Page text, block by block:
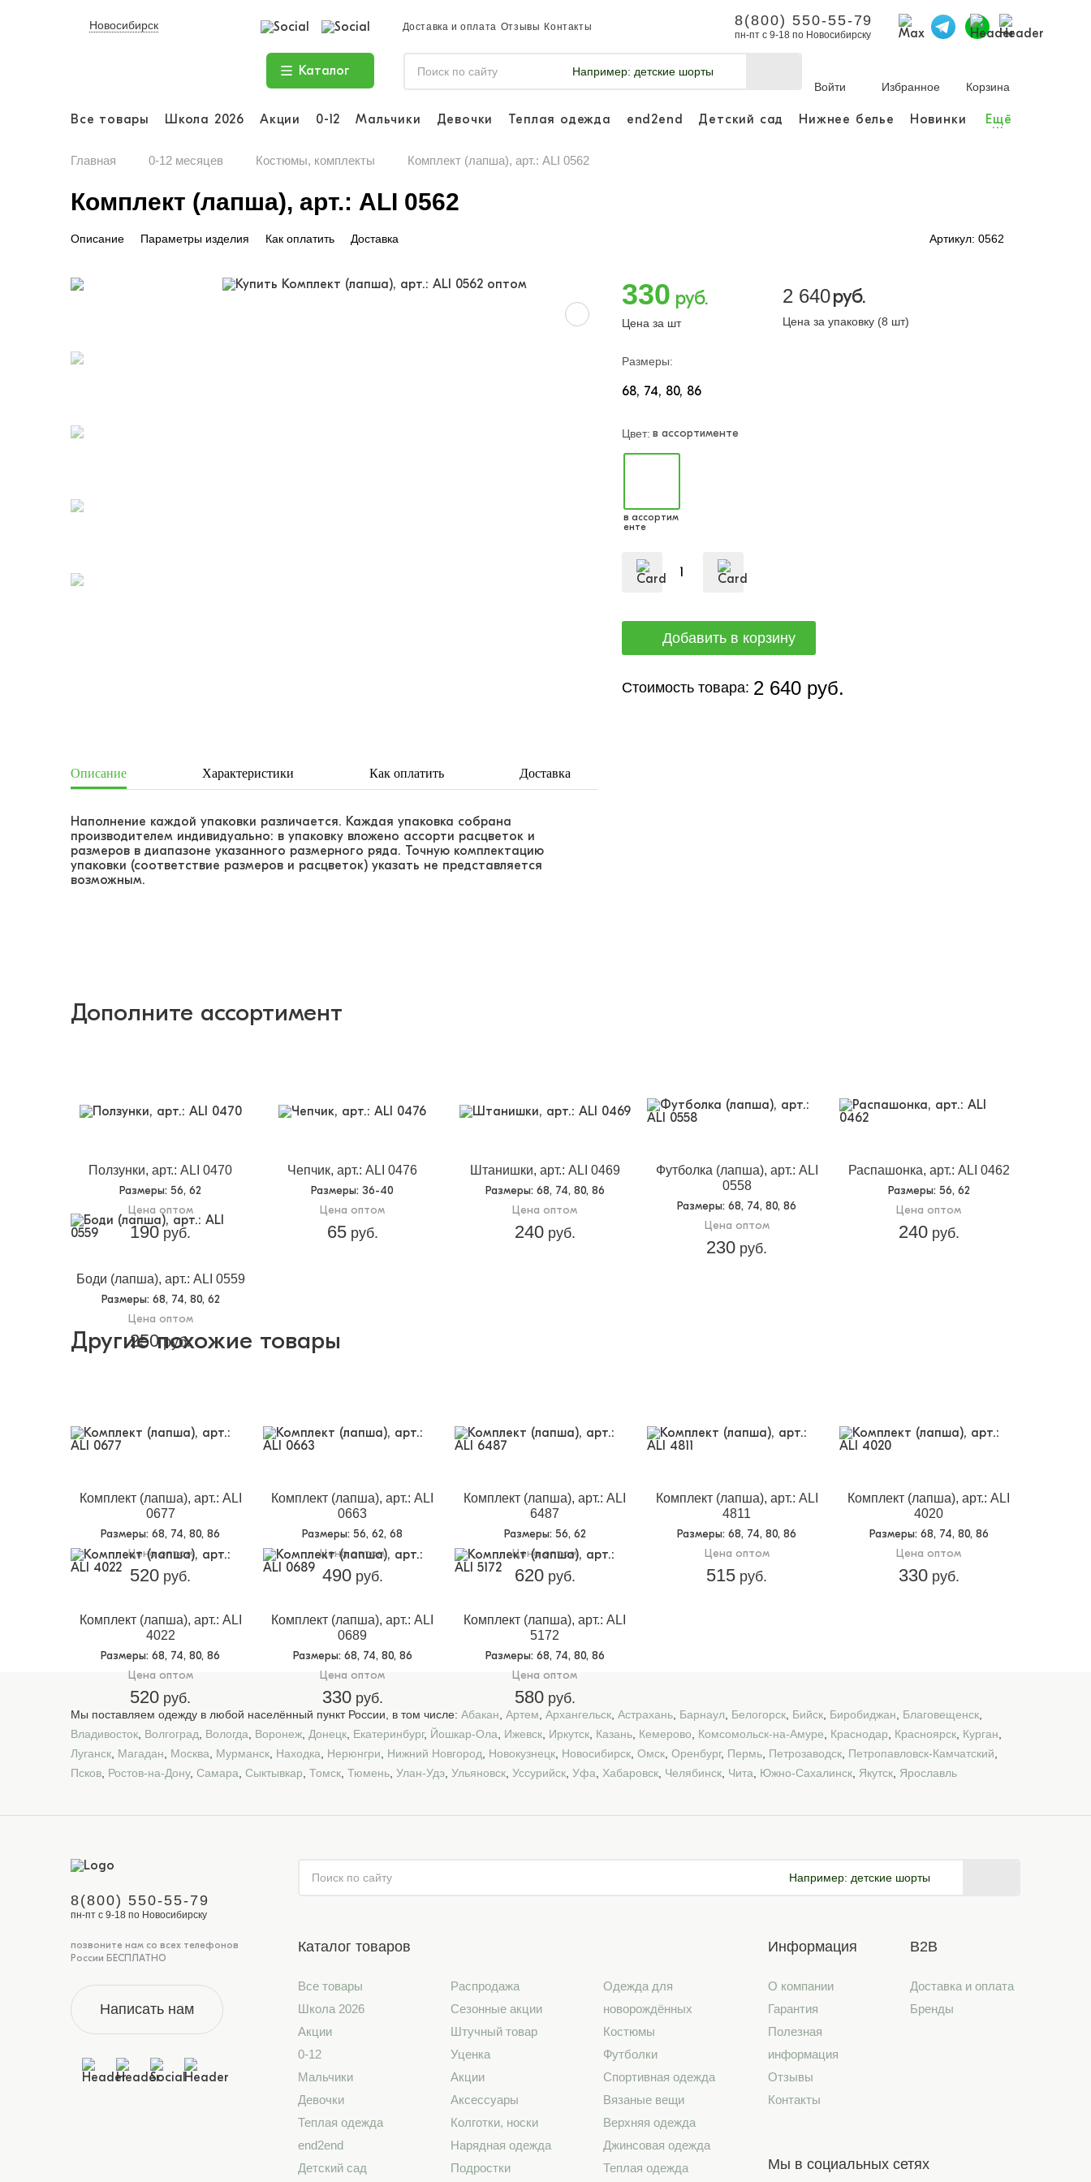
Новосибирск Доставка и оплата Отзывы Контакты 8(800) 550-55-79
пн-пт с 9-18 по Новосибирску
Каталог Например: детские шорты
Войти
Избранное Корзина
Все товары Школа 2026 Акции 0-12 Мальчики Девочки Теплая одежда end2end Детский сад Нижнее белье Новинки Ещё
...
Главная 0-12 месяцев Костюмы, комплекты Комплект (лапша), арт.: ALI 0562
Комплект (лапша), арт.: ALI 0562
Описание Параметры изделия Как оплатить Доставка Артикул: 0562
330 руб.
Цена за шт
2 640руб.
Цена за упаковку (8 шт)
Размеры:
68 74 80 86
Цвет: в ассортименте
в ассортим
енте
Стоимость товара: 2 640 руб.
Описание Характеристики Как оплатить Доставка
Наполнение каждой упаковки различается. Каждая упаковка собрана
производителем индивидуально: в упаковку вложено ассорти расцветок и
размеров в диапазоне указанного размерного ряда. Точную комплектацию
упаковки (соответствие размеров и расцветок) указать не представляется
возможным.
Дополните ассортимент
Ползунки, арт.: ALI 0470
Размеры: 56, 62
Цена оптом
190 руб.
Чепчик, арт.: ALI 0476
Размеры: 36-40
Цена оптом
65руб.
Штанишки, арт.: ALI 0469
Размеры: 68, 74, 80, 86
Цена оптом
240руб.
Футболка (лапша), арт.: ALI
0558
Размеры: 68, 74, 80, 86
Цена оптом
230 руб.
Распашонка, арт.: ALI 0462
Размеры: 56, 62
Цена оптом
240руб.
Боди (лапша), арт.: ALI 0559
Размеры: 68, 74, 80, 62
Цена оптом
250руб.
Другие похожие товары
Комплект (лапша), арт.: ALI
0677
Размеры: 68, 74, 80, 86
Цена оптом
520 руб.
Комплект (лапша), арт.: ALI
0663
Размеры: 56, 62, 68
Цена оптом
490руб.
Комплект (лапша), арт.: ALI
6487
Размеры: 56, 62
Цена оптом
620руб.
Комплект (лапша), арт.: ALI
4811
Размеры: 68, 74, 80, 86
Цена оптом
515 руб.
Комплект (лапша), арт.: ALI
4020
Размеры: 68, 74, 80, 86
Цена оптом
330руб.
Комплект (лапша), арт.: ALI
4022
Размеры: 68, 74, 80, 86
Цена оптом
520 руб.
Комплект (лапша), арт.: ALI
0689
Размеры: 68, 74, 80, 86
Цена оптом
330руб.
Комплект (лапша), арт.: ALI
5172
Размеры: 68, 74, 80, 86
Цена оптом
580руб.
Мы поставляем одежду в любой населённый пункт России, в том числе: Абакан Артем Архангельск Астрахань Барнаул Белогорск Бийск Биробиджан Благовещенск
Владивосток Волгоград Вологда Воронеж Донецк Екатеринбург, Йошкар-Ола Ижевск Иркутск Казань Кемерово Комсомольск-на-Амуре Краснодар Красноярск Курган
Луганск Магадан Москва Мурманск Находка Нерюнгри Нижний Новгород Новокузнецк Новосибирск Омск Оренбург, Пермь Петрозаводск Петропавловск-Камчатский
Псков Ростов-на-Дону, Самара Сыктывкар Томск Тюмень Улан-Удэ Ульяновск Уссурийск Уфа Хабаровск Челябинск Чита Южно-Сахалинск Якутск Ярославль
8(800) 550-55-79
пн-пт с 9-18 по Новосибирску
позвоните нам со всех телефонов
России БЕСПЛАТНО
Написать нам
Например: детские шорты
Каталог товаров
Все товары
Школа 2026
Акции
0-12
Мальчики
Девочки
Теплая одежда
end2end
Детский сад
Распродажа
Сезонные акции
Штучный товар
Уценка
Акции
Аксессуары
Колготки, носки
Нарядная одежда
Подростки
Одежда для
новорождённых
Костюмы
Футболки
Спортивная одежда
Вязаные вещи
Верхняя одежда
Джинсовая одежда
Теплая одежда
Информация
О компании
Гарантия
Полезная
информация
Отзывы
Контакты
B2B
Доставка и оплата
Бренды
Мы в социальных сетях